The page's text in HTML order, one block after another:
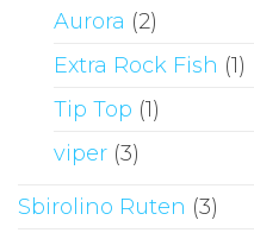
Aurora (2)
Extra Rock Fish (1)
Tip Top (1)
viper (3)
Sbirolino Ruten (3)